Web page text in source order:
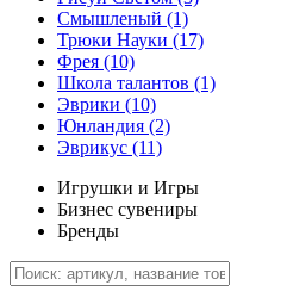
Смышленый (1)
Трюки Науки (17)
Фрея (10)
Школа талантов (1)
Эврики (10)
Юнландия (2)
Эврикус (11)
Игрушки и Игры
Бизнес сувениры
Бренды